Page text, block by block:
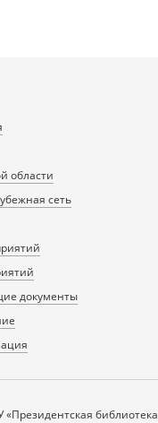
области
сеть
документы
библиотека